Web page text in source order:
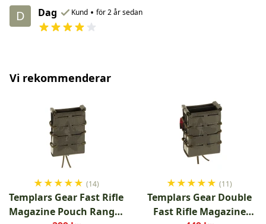
D Dag Kund • för 2 år sedan
Vi rekommenderar
★★★★★ (14)
Templars Gear Fast Rifle
Magazine Pouch Ranger
★★★★★ (11)
Templars Gear Double
Fast Rifle Magazine